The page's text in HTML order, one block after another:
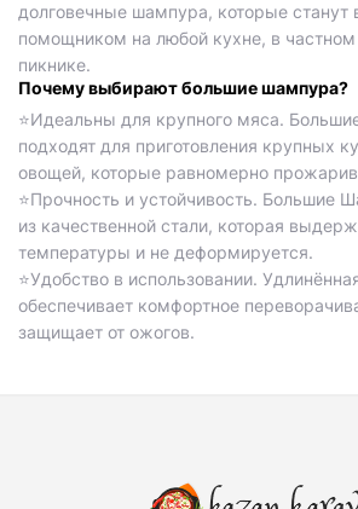
долговечные шампура, которые
помощником на любой кухне, в
пикнике.
Почему выбирают большие шампура?
⭐️Идеальны для крупного мяса.
подходят для приготовления крупных
овощей, которые равномерно
⭐️Прочность и устойчивость. Большие
из качественной стали, которая
температуры и не деформируется.
⭐️Удобство в использовании.
обеспечивает комфортное
защищает от ожогов.